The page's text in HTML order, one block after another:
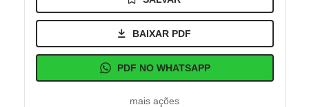
BAIXAR PDF
PDF NO WHATSAPP
mais ações